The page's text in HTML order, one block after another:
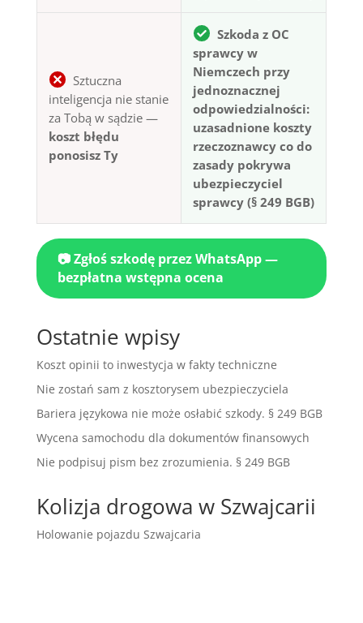
Sztuczna
inteligencja nie stanie
za Tobą w sądzie —
koszt błędu
ponosisz Ty
Szkoda z OC
sprawcy w
Niemczech przy
jednoznacznej
odpowiedzialności:
uzasadnione koszty
rzeczoznawcy co do
zasady pokrywa
ubezpieczyciel
sprawcy (§ 249 BGB)
📷 Zgłoś szkodę przez WhatsApp —
bezpłatna wstępna ocena
Ostatnie wpisy
Koszt opinii to inwestycja w fakty techniczne
Nie zostań sam z kosztorysem ubezpieczyciela
Bariera językowa nie może osłabić szkody. § 249 BGB
Wycena samochodu dla dokumentów finansowych
Nie podpisuj pism bez zrozumienia. § 249 BGB
Kolizja drogowa w Szwajcarii
Holowanie pojazdu Szwajcaria